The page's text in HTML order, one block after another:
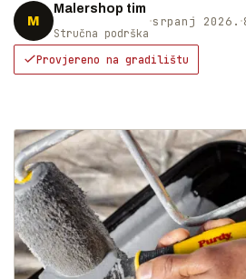
M
Malershop tim
Stručna podrška
·srpanj 2026. ·
Provjereno na gradilištu